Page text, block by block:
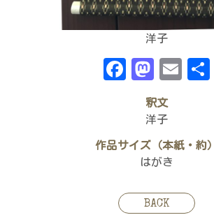
洋子
Facebook Mastodon Email
釈文
洋子
作品サイズ（本紙・約）
はがき
BACK